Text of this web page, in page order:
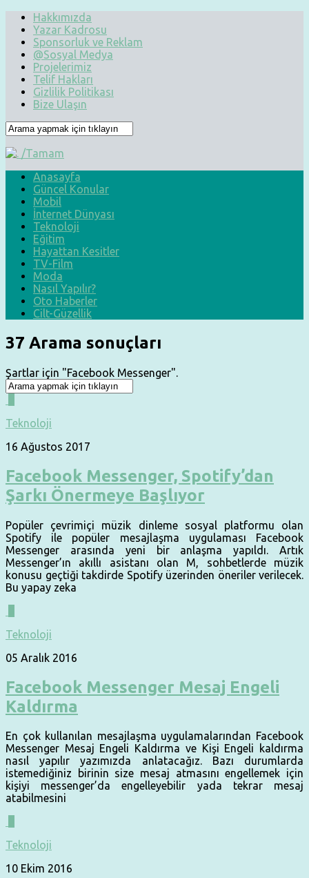
Hakkımızda
Yazar Kadrosu
Sponsorluk ve Reklam
@Sosyal Medya
Projelerimiz
Telif Hakları
Gizlilik Politikası
Bize Ulaşın
Anasayfa
Güncel Konular
Mobil
İnternet Dünyası
Teknoloji
Eğitim
Hayattan Kesitler
TV-Film
Moda
Nasıl Yapılır?
Oto Haberler
Cilt-Güzellik
37 Arama sonuçları
Şartlar için "Facebook Messenger".
Teknoloji
16 Ağustos 2017
Facebook Messenger, Spotify’dan
Şarkı Önermeye Başlıyor
Popüler çevrimiçi müzik dinleme sosyal platformu olan
Spotify ile popüler mesajlaşma uygulaması Facebook
Messenger arasında yeni bir anlaşma yapıldı. Artık
Messenger’ın akıllı asistanı olan M, sohbetlerde müzik
konusu geçtiği takdirde Spotify üzerinden öneriler verilecek.
Bu yapay zeka
Teknoloji
05 Aralık 2016
Facebook Messenger Mesaj Engeli
Kaldırma
En çok kullanılan mesajlaşma uygulamalarından Facebook
Messenger Mesaj Engeli Kaldırma ve Kişi Engeli kaldırma
nasıl yapılır yazımızda anlatacağız. Bazı durumlarda
istemediğiniz birinin size mesaj atmasını engellemek için
kişiyi messenger’da engelleyebilir yada tekrar mesaj
atabilmesini
Teknoloji
10 Ekim 2016